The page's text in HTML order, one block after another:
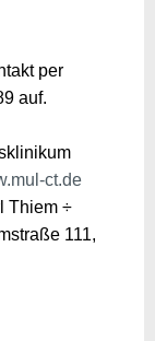
per
auf.
ct.de
Thiem ÷
111,